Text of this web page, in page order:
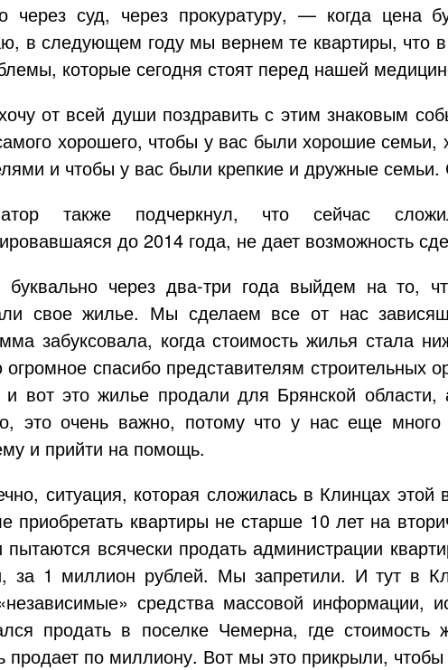
через суд, через прокуратуру, — когда цена
в следующем году мы вернем те квартиры, что
которые сегодня стоят перед нашей
от всей души поздравить с этим знаковым
хорошего, чтобы у вас были хорошие
и чтобы у вас были крепкие и дружные семьи.
также подчеркнул, что сейчас
до 2014 года, не дает возможность
через два-три года выйдем на то,
свое жилье. Мы сделаем все от нас
забуксовала, когда стоимость жилья стала
огромное спасибо представителям строительных
и вот это жилье продали для Брянской
это очень важно, потому что у нас еще
и прийти на помощь.
ситуация, которая сложилась в Клинцах
приобретать квартиры не старше 10 лет на
пытаются всячески продать администрации
за 1 миллион рублей. Мы запретили. И тут в
средства массовой информации,
продать в поселке Чемерна, где
продает по миллиону. Вот мы это прикрыли,